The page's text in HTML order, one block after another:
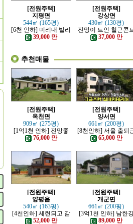
[전원주택]
지평면
544㎡ (165평)
[6천 인하] 미리내 빌리
지에 위치한 전원주택
39,000 만
[전원주택]
강상면
430㎡ (130평)
전망이 트인 철근콘
리트 신축 주택
37,000 만
추천매물
[전원주택]
옥천면
909㎡ (275평)
[1억1천 인하] 전망좋
고 력셔리한 단층 철콘
전원주택
76,000 만
[전원주택]
양서면
661㎡ (200평)
[8천인하] 서울 출퇴
가능한 잘 지은 고급
65,000 만
[전원주택]
양평읍
540㎡ (163평)
[4천인하] 세련되고 감
각적인 모던한 전원주
52,000 만
[전원주택]
개군면
661㎡ (200평)
[3억1천 인하] 남한
조망 좋은 모던한 고
89,000 만